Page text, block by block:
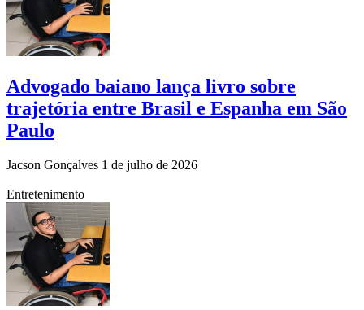
Advogado baiano lança livro sobre
trajetória entre Brasil e Espanha em São
Paulo
Jacson Gonçalves 1 de julho de 2026
Entretenimento